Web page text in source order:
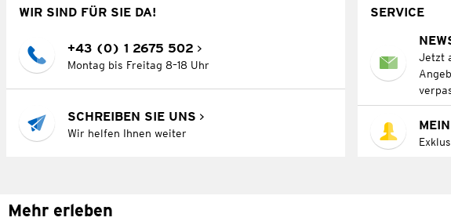
WIR SIND FÜR SIE DA!
+43 (0) 1 2675 502
Montag bis Freitag 8–18 Uhr
SCHREIBEN SIE UNS
Wir helfen Ihnen weiter
SERVICE
Jetzt
Mehr erleben